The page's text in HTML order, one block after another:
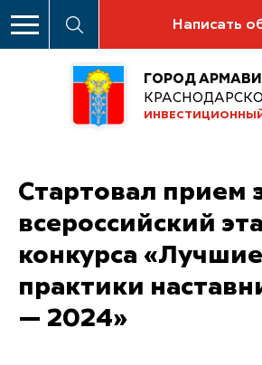
Написать
ГОРОД
Стартовал прием
всероссийский
конкурса «Лучшие
практики
— 2024»